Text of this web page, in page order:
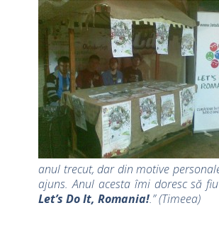
anul trecut, dar din motive
ajuns. Anul acesta îmi doresc să
Let’s Do It, Romania!.” (Timeea)